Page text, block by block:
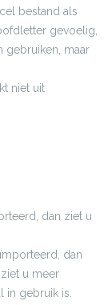
bestand als
gevoelig,
gebruiken, maar
niet uit
dan ziet u
dan
u meer
in gebruik is.